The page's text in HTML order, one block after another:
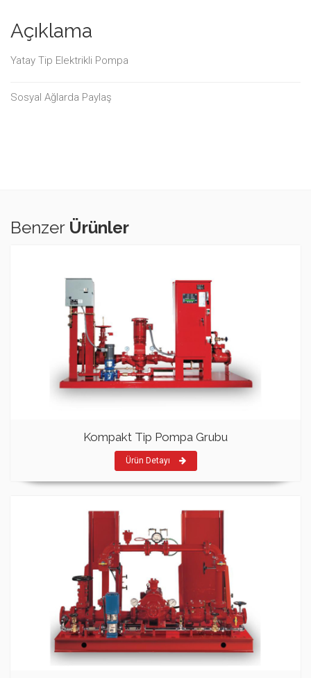
Açıklama
Yatay Tip Elektrikli Pompa
Sosyal Ağlarda Paylaş
Benzer Ürünler
Kompakt Tip Pompa Grubu
Ürün Detayı